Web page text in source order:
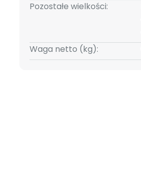
Pozostałe wielkości:
Waga netto (kg):